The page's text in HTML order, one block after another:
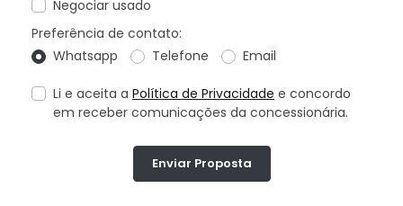
Negociar usado
Preferência de contato:
Whatsapp
Telefone Email
Li e aceita a Política de Privacidade e concordo
em receber comunicações da concessionária.
Enviar Proposta